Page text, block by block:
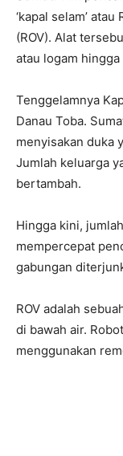
‘kapal selam’
(ROV). Alat
atau logam
Tenggelamnya
Danau Toba.
menyisakan duka
Jumlah keluarga
bertambah.
Hingga kini,
mempercepat
gabungan
ROV adalah
di bawah air.
menggunakan